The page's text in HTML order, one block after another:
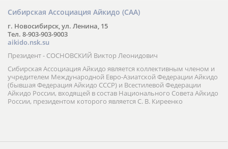
Сибирская Ассоциация Айкидо (САА)
г. Новосибирск, ул. Ленина, 15
Тел. 8-903-903-9003
aikido.nsk.su
Президент - СОСНОВСКИЙ Виктор Леонидович
Сибирская Ассоциация Айкидо является коллективным членом и
учредителем Международной Евро-Азиатской Федерации Айкидо
(бывшая Федерация Айкидо СССР) и Всестилевой Федерации
Айкидо России, входящей в состав Национального Совета Айкидо
России, президентом которого является С. В. Киреенко